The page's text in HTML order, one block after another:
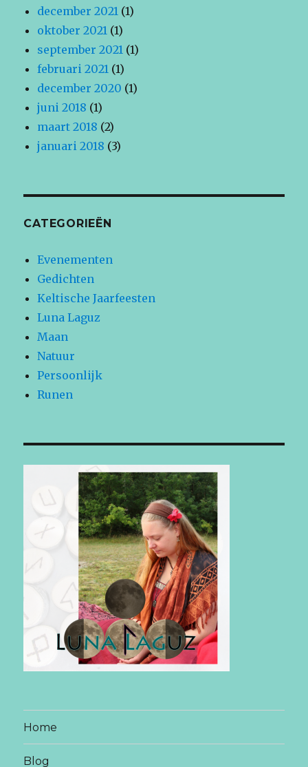
december 2021 (1)
oktober 2021 (1)
september 2021 (1)
februari 2021 (1)
december 2020 (1)
juni 2018 (1)
maart 2018 (2)
januari 2018 (3)
CATEGORIEËN
Evenementen
Gedichten
Keltische Jaarfeesten
Luna Laguz
Maan
Natuur
Persoonlijk
Runen
Home
Blog